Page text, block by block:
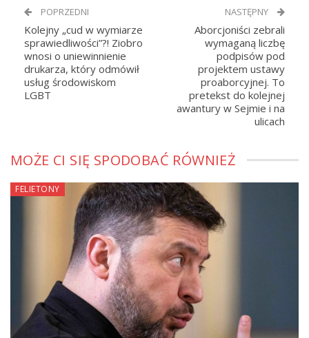
POPRZEDNI
Kolejny „cud w wymiarze
sprawiedliwości”?! Ziobro
wnosi o uniewinnienie
drukarza, który odmówił
usług środowiskom
LGBT
NASTĘPNY
Aborcjoniści zebrali
wymaganą liczbę
podpisów pod
projektem ustawy
proaborcyjnej. To
pretekst do kolejnej
awantury w Sejmie i na
ulicach
MOŻE CI SIĘ SPODOBAĆ RÓWNIEŻ
FELIETONY